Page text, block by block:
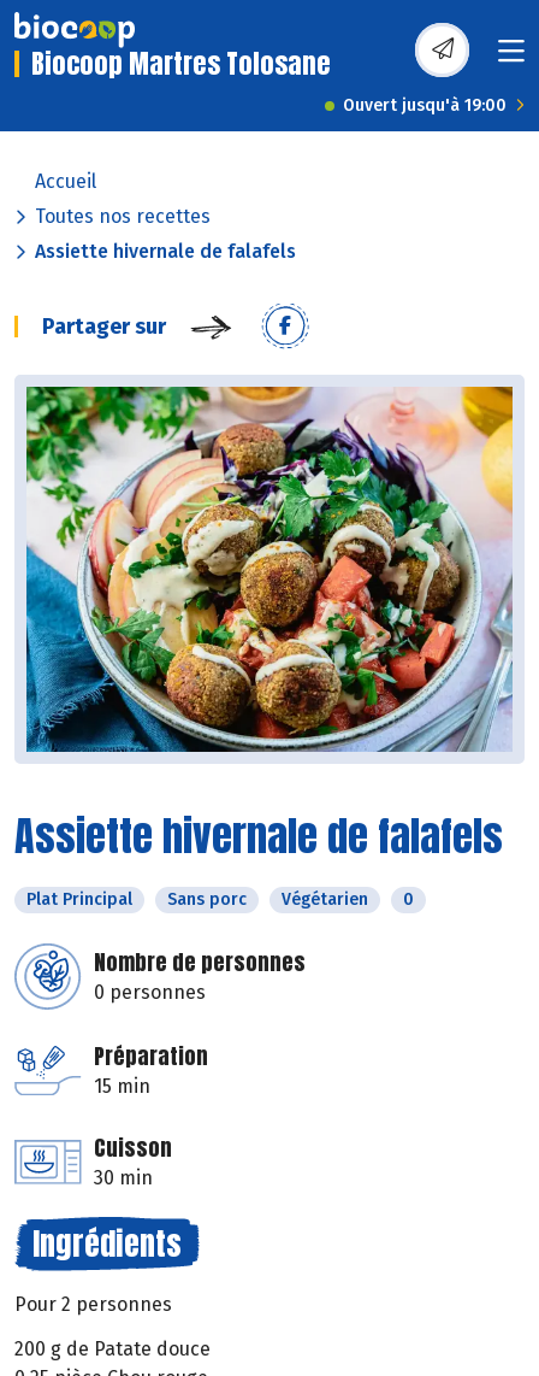
Biocoop Martres Tolosane
Ouvert jusqu'à 19:00
Accueil
Toutes nos recettes
Assiette hivernale de falafels
Partager sur
Assiette hivernale de falafels
Plat Principal Sans porc Végétarien 0
Nombre de personnes
0 personnes
Préparation
15 min
Cuisson
30 min
Ingrédients
Pour 2 personnes
200 g de Patate douce